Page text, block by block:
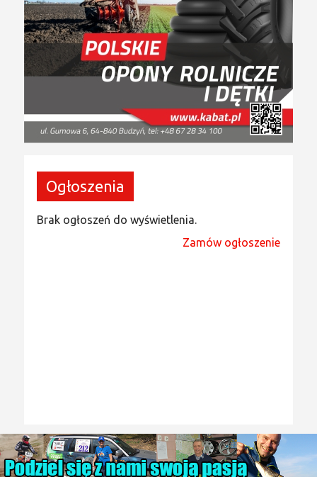
Ogłoszenia
Brak ogłoszeń do wyświetlenia.
Zamów ogłoszenie